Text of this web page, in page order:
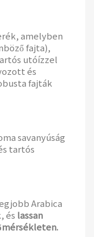
amelyben
fajta),
utóízzel
és
fajták
savanyúság
tartós
Arabica
és lassan